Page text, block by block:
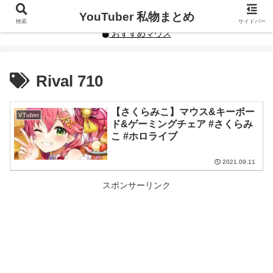
YouTuberや人気インフルエンサーの私物まとめです。
おすすめマウス
Rival 710
VTuber
【さくらみこ】マウス&キーボー
ド&ゲーミングチェア #さくらみ
こ #ホロライブ
2021.09.11
スポンサーリンク
検索 YouTuber 私物まとめ サイドバー